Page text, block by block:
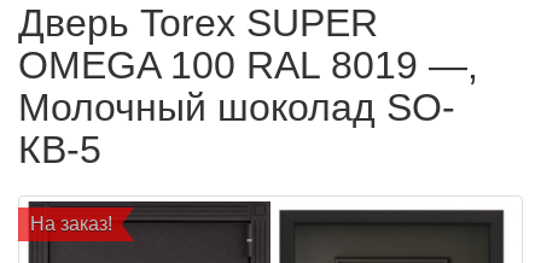
Дверь Torex SUPER
OMEGA 100 RAL 8019 —,
Молочный шоколад SO-
КВ-5
На заказ!